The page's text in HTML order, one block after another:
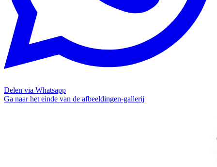
Delen via Whatsapp
Ga naar het einde van de afbeeldingen-gallerij